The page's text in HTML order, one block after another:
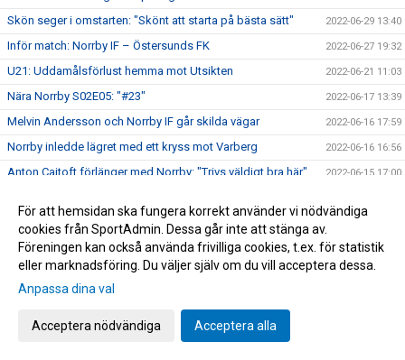
Skön seger i omstarten: "Skönt att starta på bästa sätt" 2022-06-29 13:40
Inför match: Norrby IF – Östersunds FK 2022-06-27 19:32
U21: Uddamålsförlust hemma mot Utsikten 2022-06-21 11:03
Nära Norrby S02E05: "#23" 2022-06-17 13:39
Melvin Andersson och Norrby IF går skilda vägar 2022-06-16 17:59
Norrby inledde lägret med ett kryss mot Varberg 2022-06-16 16:56
Anton Cajtoft förlänger med Norrby: "Trivs väldigt bra här" 2022-06-15 17:00
Inga poäng när Norrby avslutade vårsäsongen
TV: Max Olsson om att äntligen vara tillbaka i truppen 2022-05-27 17:44
Inför match: IK Brage – Norrby IF 2022-05-27 17:23
Norrby IF och Abbas Mohamad går skilda vägar
U21: Tung kväll på Borås Arena
För att hemsidan ska fungera korrekt använder vi nödvändiga
cookies från SportAdmin. Dessa går inte att stänga av.
Föreningen kan också använda frivilliga cookies, t.ex. för statistik
eller marknadsföring. Du väljer själv om du vill acceptera dessa.
Anpassa dina val
Acceptera nödvändiga Acceptera alla